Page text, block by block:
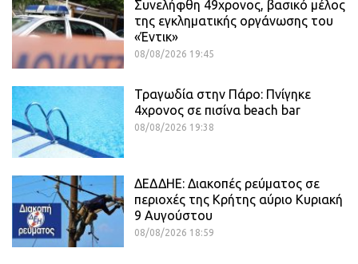
Συνελήφθη 49χρονος, βασικό μέλος
της εγκληματικής οργάνωσης του
«Έντικ»
08/08/2026 19:45
Τραγωδία στην Πάρο: Πνίγηκε
4χρονος σε πισίνα beach bar
08/08/2026 19:38
ΔΕΔΔΗΕ: Διακοπές ρεύματος σε
περιοχές της Κρήτης αύριο Κυριακή
9 Αυγούστου
08/08/2026 18:59